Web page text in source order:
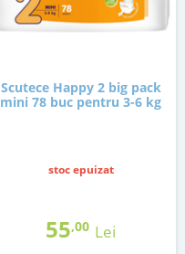
Scutece Happy 2 big pack
mini 78 buc pentru 3-6 kg
stoc epuizat
55,00 Lei